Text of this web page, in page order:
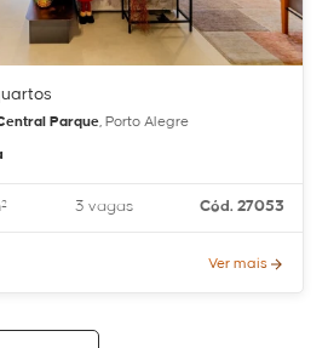
Parque, Porto Alegre
3 vagas Cód. 27053
Ver mais